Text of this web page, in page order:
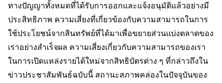
ทางปัญญาทั้งหมดที่ได้รับการออกและแจ้งอนุมัติแล้วอย่างมี
ประสิทธิภาพ ความเสี่ยงที่เกี่ยวข้องกับความสามารถในการ
ใช้ประโยชน์จากสินทรัพย์ที่ได้มาเพื่อขยายส่วนแบ่งตลาดของ
เราอย่างสำเร็จผล ความเสี่ยงเกี่ยวกับความสามารถของเรา
ในการเปิดแหล่งรายได้ใหม่จากสิทธิบัตรต่าง ๆ ที่กล่าวถึงใน
ข่าวประชาสัมพันธ์ฉบับนี้ สถานะสภาพคล่องในปัจจุบันของ